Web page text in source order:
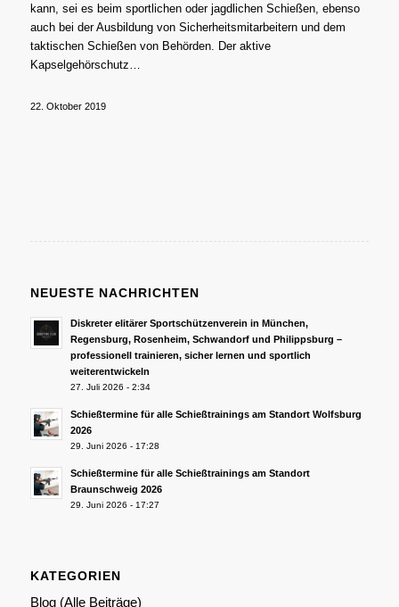
kann, sei es beim sportlichen oder jagdlichen Schießen, ebenso
auch bei der Ausbildung von Sicherheitsmitarbeitern und dem
taktischen Schießen von Behörden. Der aktive
Kapselgehörschutz…
22. Oktober 2019
NEUESTE NACHRICHTEN
Diskreter elitärer Sportschützenverein in München,
Regensburg, Rosenheim, Schwandorf und Philippsburg –
professionell trainieren, sicher lernen und sportlich
weiterentwickeln
27. Juli 2026 - 2:34
Schießtermine für alle Schießtrainings am Standort Wolfsburg
2026
29. Juni 2026 - 17:28
Schießtermine für alle Schießtrainings am Standort
Braunschweig 2026
29. Juni 2026 - 17:27
KATEGORIEN
Blog (Alle Beiträge)